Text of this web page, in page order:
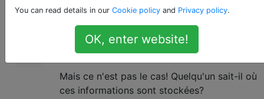
chiffres.
On m'a dit que je devais aller le
General > About chercher.
Mais ce n'est pas le cas! Quelqu'un sait-il où
ces informations sont stockées?
You can read details in our Cookie policy and Privacy policy.
OK, enter website!